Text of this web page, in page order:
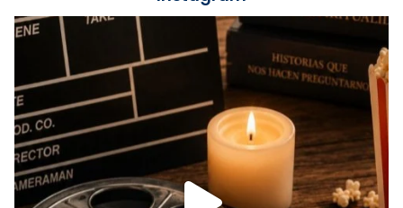
Recupera l'entrevista comp
Vatican
tican News 👇
www.vaticannews.va/es/iglesia/news/2026-
07/carmina-historia-depresion-papa-viaje-
espana-testimoni...
Foto
View on Facebook · Share